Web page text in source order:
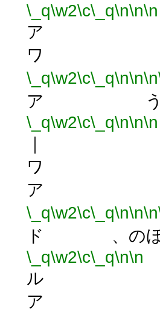
\_q\w2\c\_q\n\n\n
ア
ワ
\_q\w2\c\_q\n\n\n
ア う
\_q\w2\c\_q\n\n\n
ワ
ア
\_q\w2\c\_q\n\n\n
ド 、のほ
\_q\w2\c\_q\n\n
ル
ア